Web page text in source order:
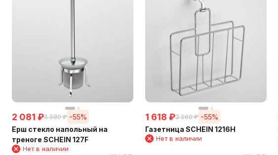
2 081 ₽4 580 ₽ -55%
Ерш стекло напольный на
треноге SCHEIN 127F
Нет в наличии
1 618 ₽3 560 ₽ -55%
Газетница SCHEIN 1216H
Нет в наличии